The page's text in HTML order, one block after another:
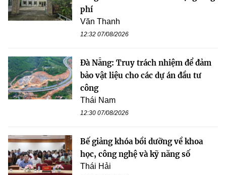
phí
Văn Thanh
12:32 07/08/2026
Đà Nẵng: Truy trách nhiệm để đảm
bảo vật liệu cho các dự án đầu tư
công
Thái Nam
12:30 07/08/2026
Bế giảng khóa bồi dưỡng về khoa
học, công nghệ và kỹ năng số
Thái Hải